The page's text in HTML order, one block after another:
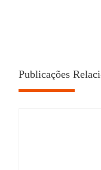
Publicações